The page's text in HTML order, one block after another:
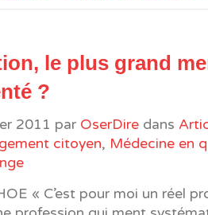
le plus grand
?
2011 par OserDire dans
citoyen, Médecine en
« C’est pour moi un réel